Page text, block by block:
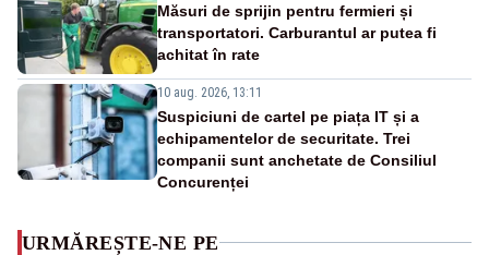
Măsuri de sprijin pentru fermieri și
transportatori. Carburantul ar putea fi
achitat în rate
10 aug. 2026, 13:11
Suspiciuni de cartel pe piața IT și a
echipamentelor de securitate. Trei
companii sunt anchetate de Consiliul
Concurenței
URMĂREȘTE-NE PE